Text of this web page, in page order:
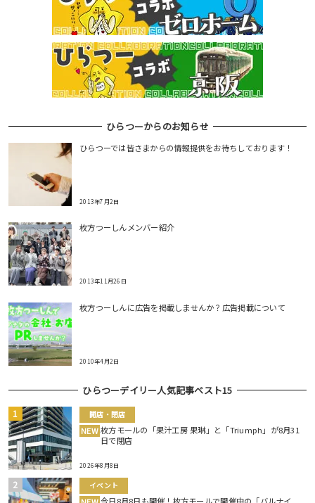
ひらつーからのお知らせ
ひらつーでは皆さまからの情報提供をお待ちしております！
2013年7月2日
枚方つーしんメンバー紹介
2013年11月26日
枚方つーしんに広告を掲載しませんか？広告掲載について
2010年4月2日
ひらつーデイリー人気記事ベスト15
開店・閉店
NEW 枚方モールの「果汁工房 果琳」と「Triumph」が8月31
日で閉店
2026年8月8日
イベント